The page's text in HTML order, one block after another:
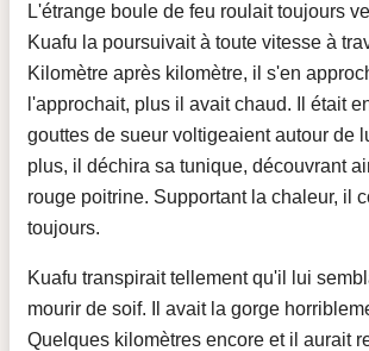
L'étrange boule de feu roulait toujours
Kuafu la poursuivait à toute vitesse à
Kilomètre après kilomètre, il s'en
l'approchait, plus il avait chaud. Il était
gouttes de sueur voltigeaient autour de
plus, il déchira sa tunique, découvrant
rouge poitrine. Supportant la chaleur, il
toujours.
Kuafu transpirait tellement qu'il lui
mourir de soif. Il avait la gorge
Quelques kilomètres encore et il aurait